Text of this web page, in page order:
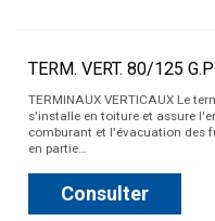
TERM. VERT. 80/125
TERMINAUX VERTICAUX Le
s'installe en toiture et assure
comburant et l'évacuation des
en partie…
Consulter